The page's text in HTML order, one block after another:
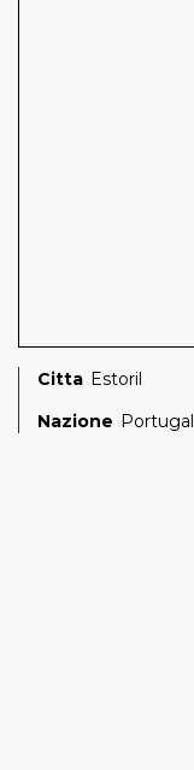
Citta Estoril
Nazione Portugal